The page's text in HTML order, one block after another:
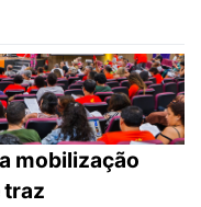
mobilização
traz